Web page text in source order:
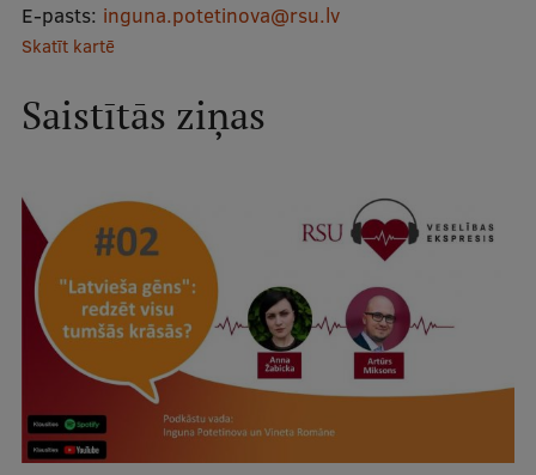
Rezidentūra
Praktiska informācija
Par RSU
Studentu dzīve
Studiju norises vietas
Fakultātes
Mūsu cilvēki
E-pasts: inguna.potetinova@rsu.lv
Skatīt kartē
Saistītās ziņas